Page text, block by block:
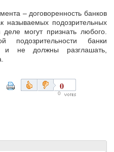
– договоренность банков
подозрительных
могут признать любого.
подозрительности банки
и не должны разглашать,
0
0